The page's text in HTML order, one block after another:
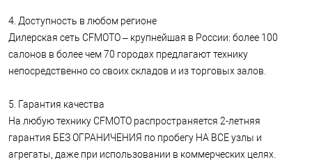
4. Доступность в любом регионе
Дилерская сеть CFMOTO – крупнейшая в России: более 100
салонов в более чем 70 городах предлагают технику
непосредственно со своих складов и из торговых залов.
5. Гарантия качества
На любую технику CFMOTO распространяется 2-летняя
гарантия БЕЗ ОГРАНИЧЕНИЯ по пробегу НА ВСЕ узлы и
агрегаты, даже при использовании в коммерческих целях.